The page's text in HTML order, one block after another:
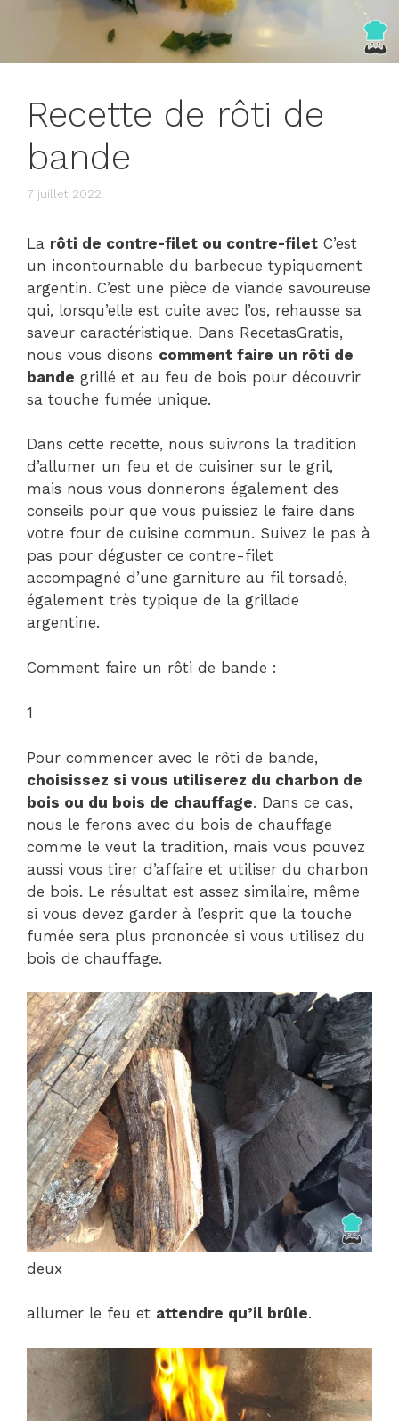
Recette de rôti de
bande
7 juillet 2022
La rôti de contre-filet ou contre-filet C’est
un incontournable du barbecue typiquement
argentin. C’est une pièce de viande savoureuse
qui, lorsqu’elle est cuite avec l’os, rehausse sa
saveur caractéristique. Dans RecetasGratis,
nous vous disons comment faire un rôti de
bande grillé et au feu de bois pour découvrir
sa touche fumée unique.
Dans cette recette, nous suivrons la tradition
d’allumer un feu et de cuisiner sur le gril,
mais nous vous donnerons également des
conseils pour que vous puissiez le faire dans
votre four de cuisine commun. Suivez le pas à
pas pour déguster ce contre-filet
accompagné d’une garniture au fil torsadé,
également très typique de la grillade
argentine.
Comment faire un rôti de bande :
1
Pour commencer avec le rôti de bande,
choisissez si vous utiliserez du charbon de
bois ou du bois de chauffage. Dans ce cas,
nous le ferons avec du bois de chauffage
comme le veut la tradition, mais vous pouvez
aussi vous tirer d’affaire et utiliser du charbon
de bois. Le résultat est assez similaire, même
si vous devez garder à l’esprit que la touche
fumée sera plus prononcée si vous utilisez du
bois de chauffage.
deux
allumer le feu et attendre qu’il brûle.